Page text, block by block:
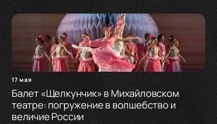
17 мая
Балет «Щелкунчик» в Михайловском
театре: погружение в волшебство и
величие России